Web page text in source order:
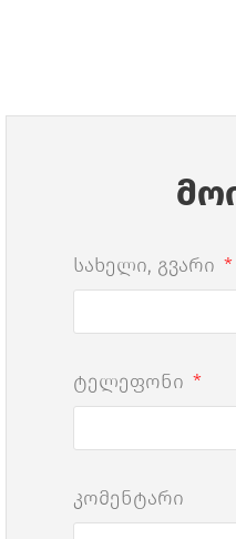
სახელი, გვარი
ტელეფონი
კომენტარი